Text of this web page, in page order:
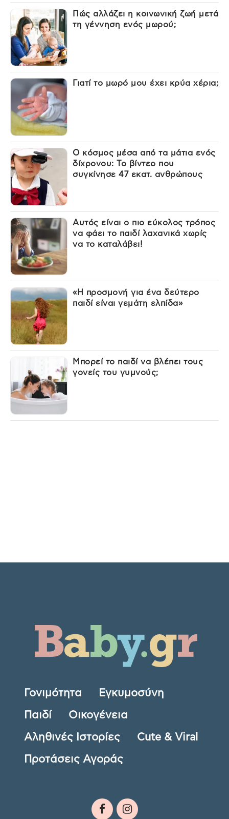
Πώς αλλάζει η κοινωνική ζωή μετά
τη γέννηση ενός μωρού;
Γιατί το μωρό μου έχει κρύα χέρια;
Ο κόσμος μέσα από τα μάτια ενός
δίχρονου: Το βίντεο που
συγκίνησε 47 εκατ. ανθρώπους
Αυτός είναι ο πιο εύκολος τρόπος
να φάει το παιδί λαχανικά χωρίς
να το καταλάβει!
«Η προσμονή για ένα δεύτερο
παιδί είναι γεμάτη ελπίδα»
Μπορεί το παιδί να βλέπει τους
γονείς του γυμνούς;
Γονιμότητα Εγκυμοσύνη
Παιδί Οικογένεια
Αληθινές Ιστορίες Cute & Viral
Προτάσεις Αγοράς